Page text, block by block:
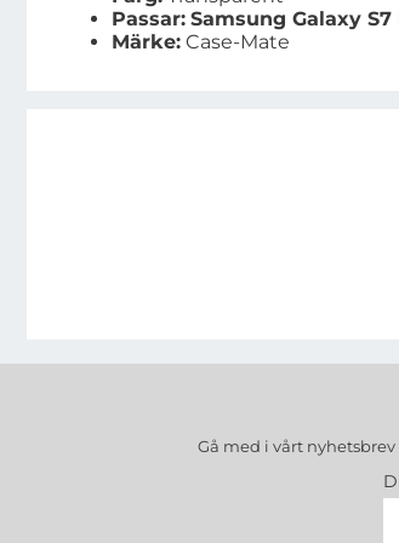
Passar: Samsung Galaxy S7
Märke: Case-Mate
Gå med i vårt